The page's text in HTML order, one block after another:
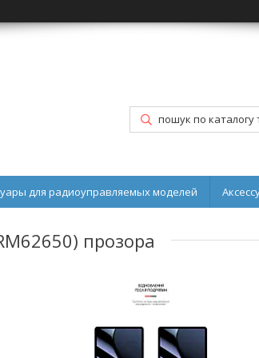
для радиоуправляемых моделей
прозора